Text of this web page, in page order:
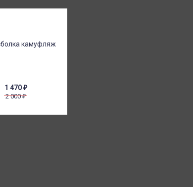
1 470₽
2 000₽